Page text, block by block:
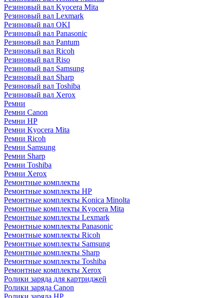
Резиновый вал Kyocera Mita
Резиновый вал Lexmark
Резиновый вал OKI
Резиновый вал Panasonic
Резиновый вал Pantum
Резиновый вал Ricoh
Резиновый вал Riso
Резиновый вал Samsung
Резиновый вал Sharp
Резиновый вал Toshiba
Резиновый вал Xerox
Ремни
Ремни Canon
Ремни HP
Ремни Kyocera Mita
Ремни Ricoh
Ремни Samsung
Ремни Sharp
Ремни Toshiba
Ремни Xerox
Ремонтные комплекты
Ремонтные комплекты HP
Ремонтные комплекты Konica Minolta
Ремонтные комплекты Kyocera Mita
Ремонтные комплекты Lexmark
Ремонтные комплекты Panasonic
Ремонтные комплекты Ricoh
Ремонтные комплекты Samsung
Ремонтные комплекты Sharp
Ремонтные комплекты Toshiba
Ремонтные комплекты Xerox
Ролики заряда для картриджей
Ролики заряда Canon
Ролики заряда HP